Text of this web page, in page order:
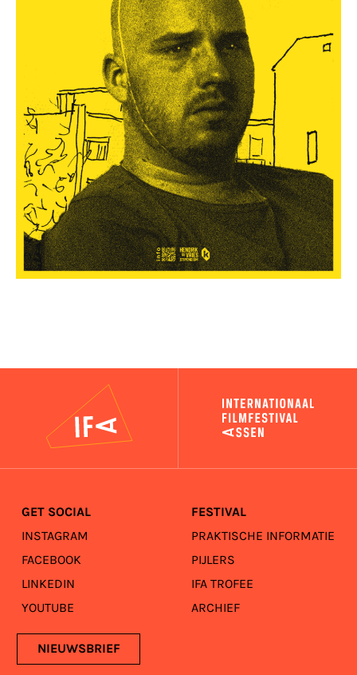
GET SOCIAL
INSTAGRAM
FACEBOOK
LINKEDIN
YOUTUBE
NIEUWSBRIEF
FESTIVAL
PRAKTISCHE INFORMATIE
PIJLERS
IFA TROFEE
ARCHIEF